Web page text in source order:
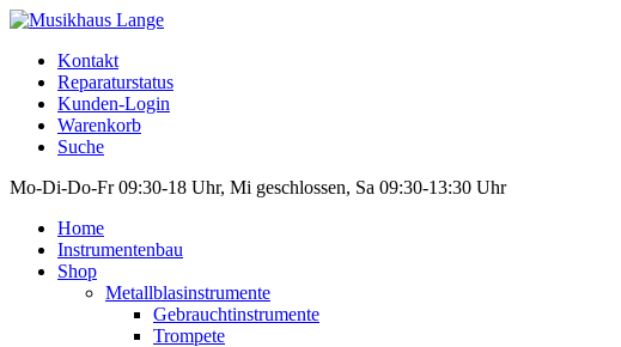
Kontakt
Reparaturstatus
Kunden-Login
Warenkorb
Suche
Mo-Di-Do-Fr 09:30-18 Uhr, Mi geschlossen, Sa 09:30-13:30 Uhr
Home
Instrumentenbau
Shop
Metallblasinstrumente
Gebrauchtinstrumente
Trompete